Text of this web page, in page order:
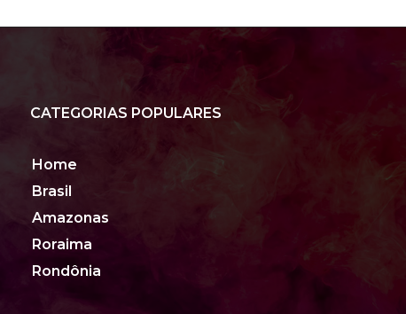
CATEGORIAS POPULARES
Home
Brasil
Amazonas
Roraima
Rondônia